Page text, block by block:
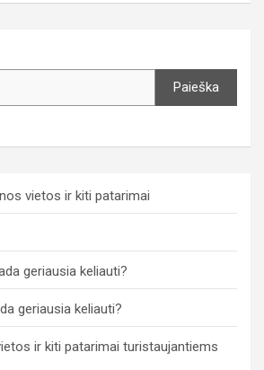
Paieška
vietos ir kiti patarimai
geriausia keliauti?
geriausia keliauti?
ir kiti patarimai turistaujantiems